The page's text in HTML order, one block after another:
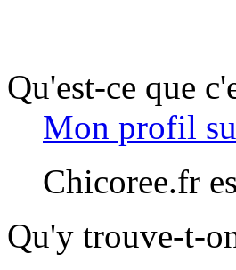
Qu'est-ce que
Mon profil
Chicoree.fr
Qu'y trouve-t-